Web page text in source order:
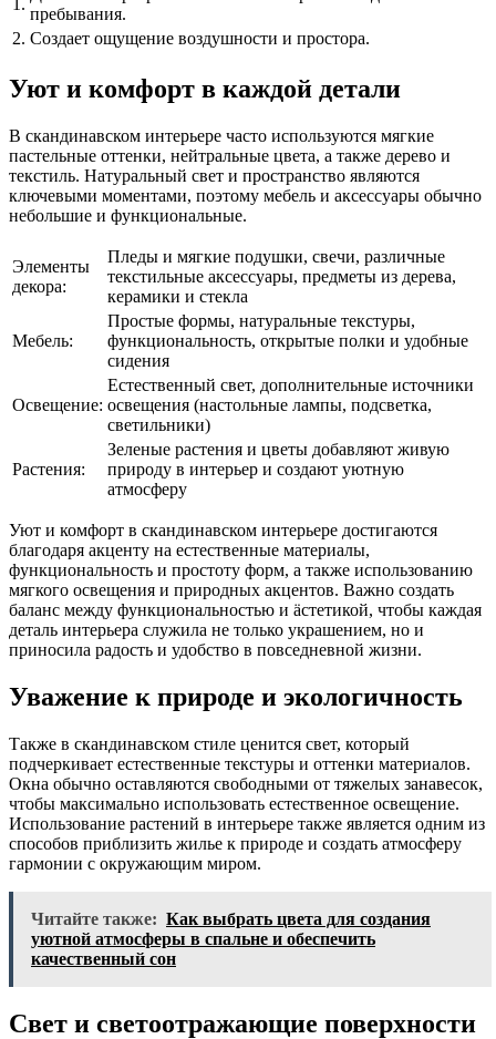
1.
пребывания.
2. Создает ощущение воздушности и простора.
Уют и комфорт в каждой детали
В скандинавском интерьере часто используются мягкие
пастельные оттенки, нейтральные цвета, а также дерево и
текстиль. Натуральный свет и пространство являются
ключевыми моментами, поэтому мебель и аксессуары обычно
небольшие и функциональные.
Элементы
декора:
Пледы и мягкие подушки, свечи, различные
текстильные аксессуары, предметы из дерева,
керамики и стекла
Мебель:
Простые формы, натуральные текстуры,
функциональность, открытые полки и удобные
сидения
Освещение:
Естественный свет, дополнительные источники
освещения (настольные лампы, подсветка,
светильники)
Растения:
Зеленые растения и цветы добавляют живую
природу в интерьер и создают уютную
атмосферу
Уют и комфорт в скандинавском интерьере достигаются
благодаря акценту на естественные материалы,
функциональность и простоту форм, а также использованию
мягкого освещения и природных акцентов. Важно создать
баланс между функциональностью и äстетикой, чтобы каждая
деталь интерьера служила не только украшением, но и
приносила радость и удобство в повседневной жизни.
Уважение к природе и экологичность
Также в скандинавском стиле ценится свет, который
подчеркивает естественные текстуры и оттенки материалов.
Окна обычно оставляются свободными от тяжелых занавесок,
чтобы максимально использовать естественное освещение.
Использование растений в интерьере также является одним из
способов приблизить жилье к природе и создать атмосферу
гармонии с окружающим миром.
Читайте также: Как выбрать цвета для создания
уютной атмосферы в спальне и обеспечить
качественный сон
Свет и светоотражающие поверхности